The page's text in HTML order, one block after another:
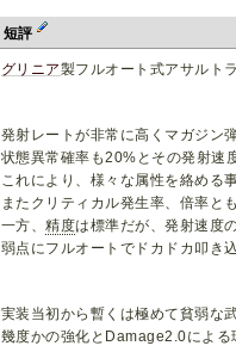
短評
グリニア製フルオート式アサルト
発射レートが非常に高くマガジン
状態異常確率も20%とその発射速
これにより、様々な属性を絡める
またクリティカル発生率、倍率と
一方、精度は標準だが、発射速度
弱点にフルオートでドカドカ叩き
実装当初から暫くは極めて貧弱な
幾度かの強化とDamage2.0による